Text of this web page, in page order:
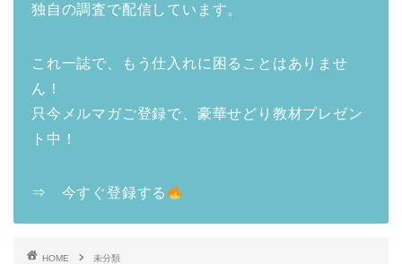
独自の調査で配信しています。
これ一誌で、もう仕入れに困ることはありませ
ん！
只今メルマガご登録で、豪華せどり教材プレゼン
ト中！
⇒ 今すぐ登録する
HOME
未分類